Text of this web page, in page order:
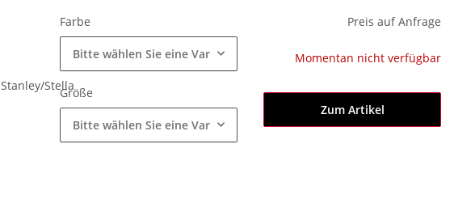
Stanley/Stella
Farbe
Bitte wählen Sie eine Variation.
Größe
Bitte wählen Sie eine Variation.
Preis auf Anfrage
Momentan nicht verfügbar
Zum Artikel